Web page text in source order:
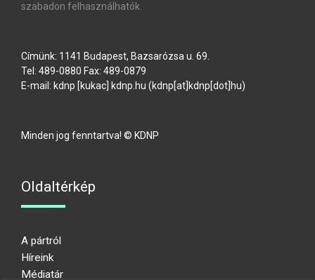
szabadon felhasználhatók.
Címünk: 1141 Budapest, Bazsarózsa u. 69.
Tel: 489-0880 Fax: 489-0879
E-mail: kdnp [kukac] kdnp hu (kdnp[at]kdnp[dot]hu)
Minden jog fenntartva! © KDNP
Oldaltérkép
A pártról
Híreink
Médiatár